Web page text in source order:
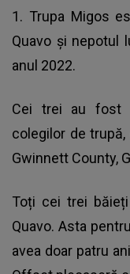
1. Trupa Migos
Quavo și nepotul
anul 2022.
Cei trei au fost
colegilor de
Gwinnett County,
Toți cei trei
Quavo. Asta
avea doar patru